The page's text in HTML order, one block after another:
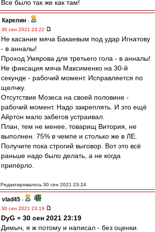
Все было так же как там!
Карелин -
30 сен 2021 23:22
Не касание мяча Бакаевым под удар Игнатову
- в анналы!
Проход Умярова для третьего гола - в анналы!
Не фиксация мяча Максименко на 30-й
секунде - рабочий момент. Исправляется по
щелчку.
Отсутствие Мозеса на своей половине -
рабочий момент. Надо закреплять. И это ещё
Айртон мало забегов устраивал.
План, тем не менее, товарищ Витория, не
выполнен. 75% в чемпе и столько же в ЛЕ.
Получите пока строгий выговор. Вот это всё
раньше надо было делать, а не когда
припёрло.
Редактировалось 30 сен 2021 23:24
vlad45 -
30 сен 2021 23:19
DyG » 30 сен 2021 23:19
Димыч, я ж потому и написал - без оценки.